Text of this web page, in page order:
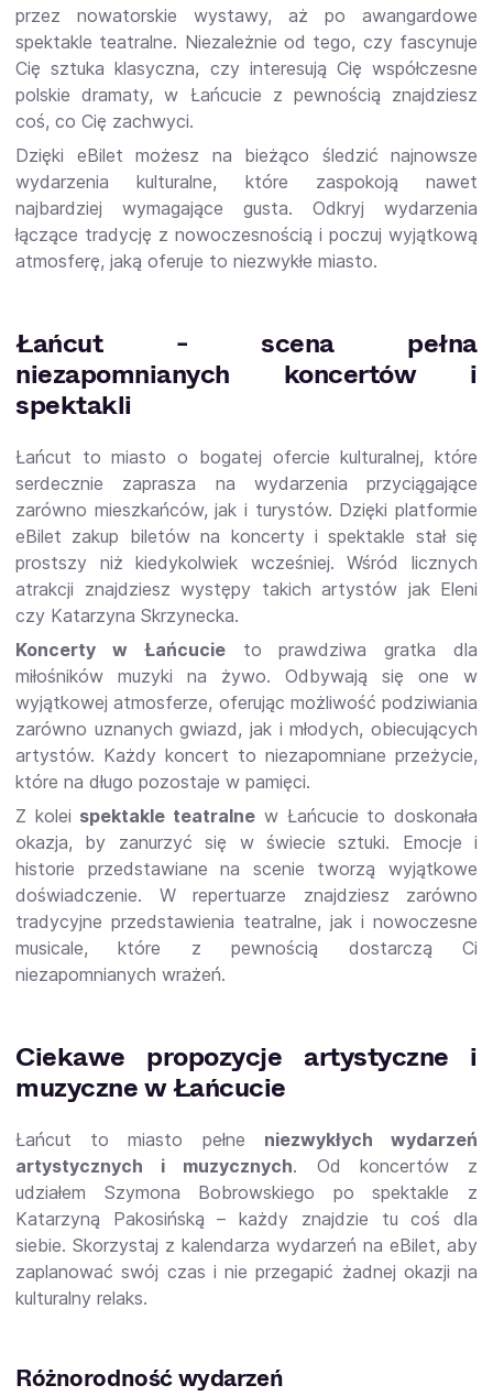
przez nowatorskie wystawy, aż po awangardowe
spektakle teatralne. Niezależnie od tego, czy fascynuje
Cię sztuka klasyczna, czy interesują Cię współczesne
polskie dramaty, w Łańcucie z pewnością znajdziesz
coś, co Cię zachwyci.
Dzięki eBilet możesz na bieżąco śledzić najnowsze
wydarzenia kulturalne, które zaspokoją nawet
najbardziej wymagające gusta. Odkryj wydarzenia
łączące tradycję z nowoczesnością i poczuj wyjątkową
atmosferę, jaką oferuje to niezwykłe miasto.
Łańcut - scena pełna
niezapomnianych koncertów i
spektakli
Łańcut to miasto o bogatej ofercie kulturalnej, które
serdecznie zaprasza na wydarzenia przyciągające
zarówno mieszkańców, jak i turystów. Dzięki platformie
eBilet zakup biletów na koncerty i spektakle stał się
prostszy niż kiedykolwiek wcześniej. Wśród licznych
atrakcji znajdziesz występy takich artystów jak Eleni
czy Katarzyna Skrzynecka.
Koncerty w Łańcucieto prawdziwa gratka dla
miłośników muzyki na żywo. Odbywają się one w
wyjątkowej atmosferze, oferując możliwość podziwiania
zarówno uznanych gwiazd, jak i młodych, obiecujących
artystów. Każdy koncert to niezapomniane przeżycie,
które na długo pozostaje w pamięci.
Z kolei spektakle teatralne w Łańcucie to doskonała
okazja, by zanurzyć się w świecie sztuki. Emocje i
historie przedstawiane na scenie tworzą wyjątkowe
doświadczenie. W repertuarze znajdziesz zarówno
tradycyjne przedstawienia teatralne, jak i nowoczesne
musicale, które z pewnością dostarczą Ci
niezapomnianych wrażeń.
Ciekawe propozycje artystyczne i
muzyczne w Łańcucie
Łańcut to miasto pełne niezwykłych wydarzeń
artystycznych i muzycznych. Od koncertów z
udziałem Szymona Bobrowskiego po spektakle z
Katarzyną Pakosińską – każdy znajdzie tu coś dla
siebie. Skorzystaj z kalendarza wydarzeń na eBilet, aby
zaplanować swój czas i nie przegapić żadnej okazji na
kulturalny relaks.
Różnorodność wydarzeń